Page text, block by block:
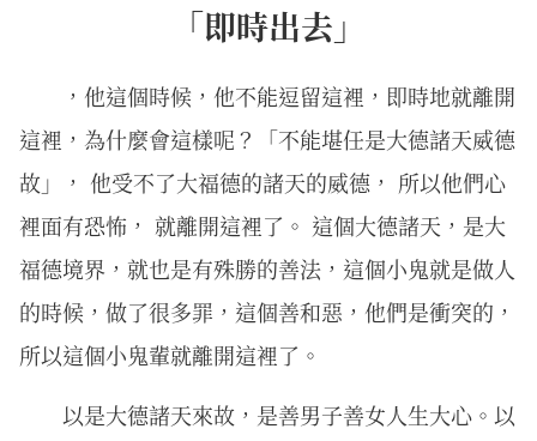
「即時出去」
，他這個時候，他不能逗留這裡，即時地就離開
這裡，為什麼會這樣呢？「不能堪任是大德諸天威德
故」， 他受不了大福德的諸天的威德， 所以他們心
裡面有恐怖， 就離開這裡了。 這個大德諸天，是大
福德境界，就也是有殊勝的善法，這個小鬼就是做人
的時候，做了很多罪，這個善和惡，他們是衝突的，
所以這個小鬼輩就離開這裡了。
以是大德諸天來故，是善男子善女人生大心。以